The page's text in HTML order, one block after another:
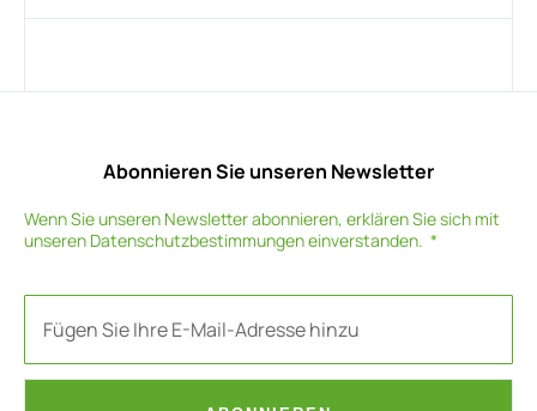
Abonnieren Sie unseren Newsletter
Wenn Sie unseren Newsletter abonnieren, erklären Sie sich mit
unseren Datenschutzbestimmungeneinverstanden.